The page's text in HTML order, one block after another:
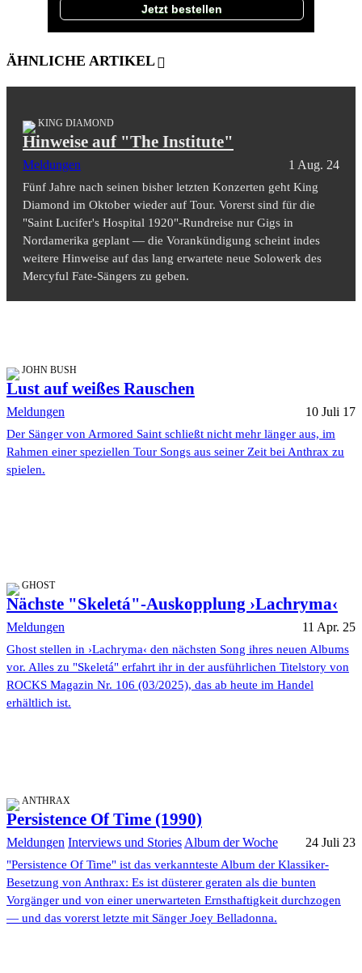
Jetzt bestellen
ÄHNLICHE ARTIKEL
KING DIAMOND
Hinweise auf "The Institute"
Meldungen 1 Aug. 24
Fünf Jahre nach seinen bisher letzten Konzerten geht King
Diamond im Oktober wieder auf Tour. Vorerst sind für die
"Saint Lucifer's Hospital 1920"-Rundreise nur Gigs in
Nordamerika geplant — die Vorankündigung scheint indes
weitere Hinweise auf das lang erwartete neue Solowerk des
Mercyful Fate-Sängers zu geben.
JOHN BUSH
Lust auf weißes Rauschen
Meldungen 10 Juli 17
Der Sänger von Armored Saint schließt nicht mehr länger aus, im
Rahmen einer speziellen Tour Songs aus seiner Zeit bei Anthrax zu
spielen.
GHOST
Nächste "Skeletá"-Auskopplung ›Lachryma‹
Meldungen 11 Apr. 25
Ghost stellen in ›Lachryma‹ den nächsten Song ihres neuen Albums
vor. Alles zu "Skeletá" erfahrt ihr in der ausführlichen Titelstory von
ROCKS Magazin Nr. 106 (03/2025), das ab heute im Handel
erhältlich ist.
ANTHRAX
Persistence Of Time (1990)
Meldungen Interviews und Stories Album der Woche 24 Juli 23
"Persistence Of Time" ist das verkannteste Album der Klassiker-
Besetzung von Anthrax: Es ist düsterer geraten als die bunten
Vorgänger und von einer unerwarteten Ernsthaftigkeit durchzogen
— und das vorerst letzte mit Sänger Joey Belladonna.